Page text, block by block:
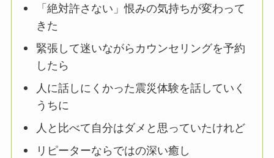
「絶対許さない」恨みの気持ちが変わって
きた
緊張して迷いながらカウンセリングを予約
したら
人に話しにくかった震災体験を話していく
うちに
人と比べて自分はダメと思っていたけれど
リピーターならではの深い癒し